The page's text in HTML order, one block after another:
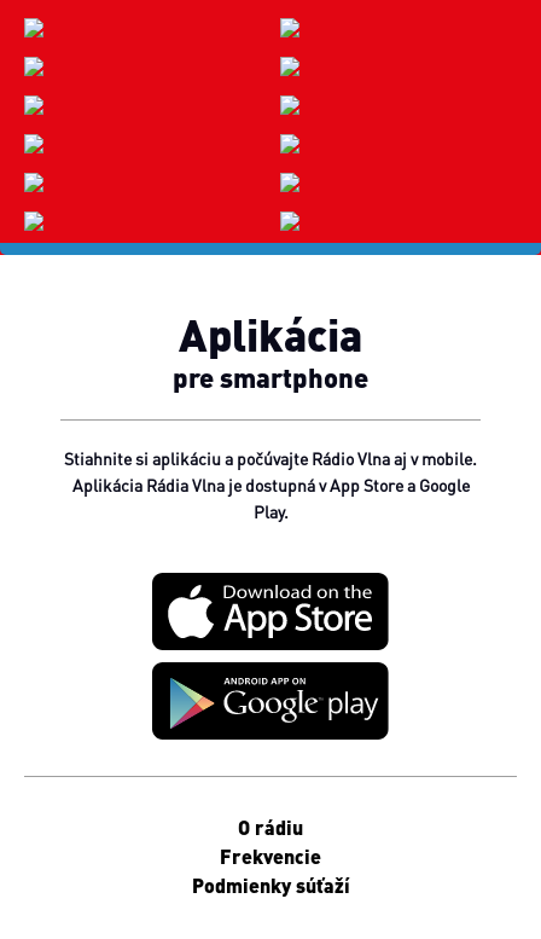
Aplikácia
pre smartphone
Stiahnite si aplikáciu a počúvajte Rádio Vlna aj v mobile.
Aplikácia Rádia Vlna je dostupná v App Store a Google
Play.
O rádiu
Frekvencie
Podmienky súťaží